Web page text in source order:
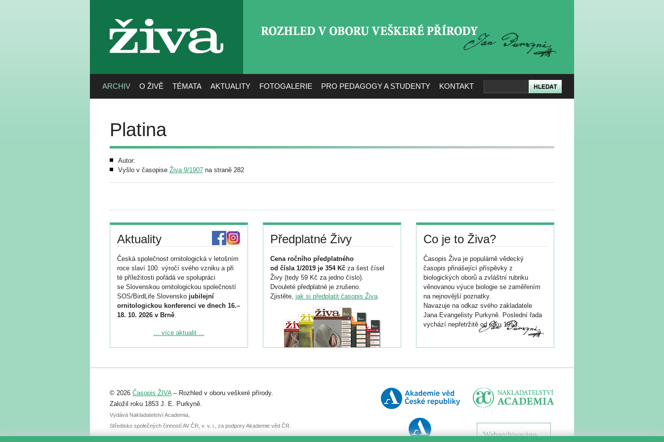
živa
ARCHIV O ŽIVĚ TÉMATA AKTUALITY FOTOGALERIE PRO PEDAGOGY A STUDENTY KONTAKT
Platina
Autor:
Vyšlo v časopise Živa 9/1907 na straně 282
Aktuality
Česká společnost ornitologická v letošním
roce slaví 100. výročí svého vzniku a při
té příležitosti pořádá ve spolupráci
se Slovenskou ornitologickou společností
SOS/BirdLife Slovensko jubilejní
ornitologickou konferenci ve dnech 16.–
18. 10. 2026 v Brně.
Podrobnější informace ke konferenci
Registrovat se můžete do 6. září.
abstraktu přihlášené přednášky nebo
posteru je už 30. června.
... více aktualit ...
Předplatné Živy
Cena ročního předplatného
od čísla 1/2019 je 354 Kč za šest čísel
Živy (tedy 59 Kč za jedno číslo).
Dvouleté předplatné je zrušeno.
Zjistěte, jak si předplatit časopis Živa.
Co je to Živa?
Časopis Živa je populárně vědecký
časopis přinášející příspěvky z
biologických oborů a zvláštní rubriku
věnovanou výuce biologie se zaměřením
na nejnovější poznatky.
Navazuje na odkaz svého zakladatele
Jana Evangelisty Purkyně. Poslední řada
vychází nepřetržitě od roku 1953.
© 2026 Časopis ŽIVA– Rozhled v oboru veškeré přírody.
Založil roku 1853 J. E. Purkyně.
Vydává Nakladatelství Academia,
Středisko společných činností AV ČR, v. v. i., za podpory Akademie věd ČR.